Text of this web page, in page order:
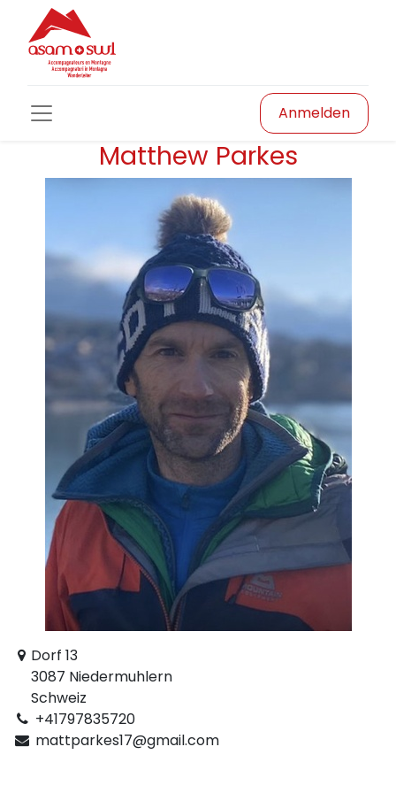
Anmelden
Matthew Parkes
Dorf 13
3087 Niedermuhlern
Schweiz
+41797835720
mattparkes17@gmail.com